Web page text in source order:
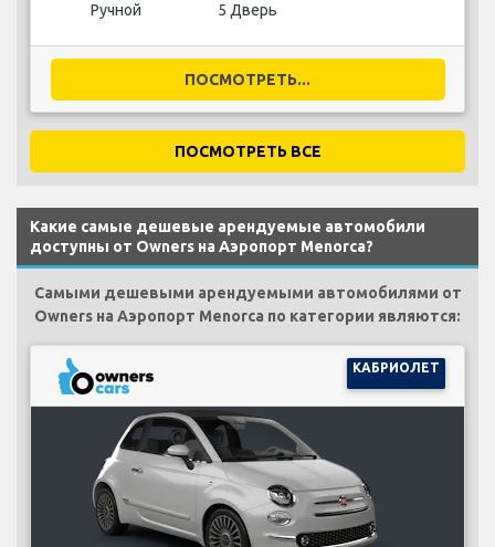
Ручной 5 Дверь
ПОСМОТРЕТЬ...
ПОСМОТРЕТЬ ВСЕ
Какие самые дешевые арендуемые автомобили
доступны от Owners на Аэропорт Menorca?
Самыми дешевыми арендуемыми автомобилями от
Owners на Аэропорт Menorca по категории являются:
КАБРИОЛЕТ